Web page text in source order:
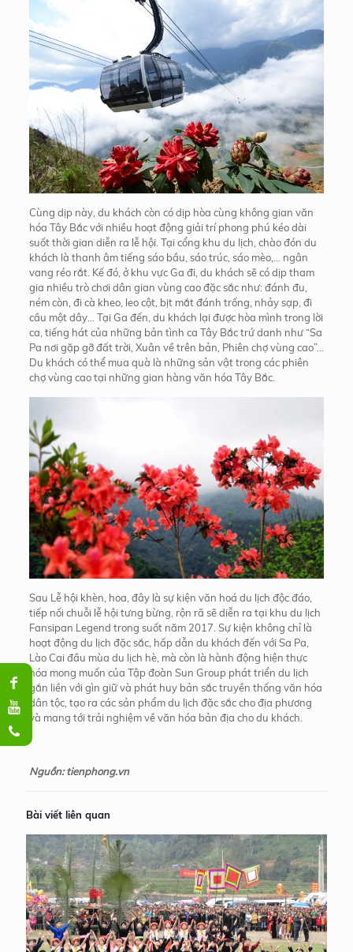
Cùng dịp này, du khách còn có dịp hòa cùng không gian văn
hóa Tây Bắc với nhiều hoạt động giải trí phong phú kéo dài
suốt thời gian diễn ra lễ hội. Tại cổng khu du lịch, chào đón du
khách là thanh âm tiếng sáo bầu, sáo trúc, sáo mèo,… ngân
vang réo rắt. Kế đó, ở khu vực Ga đi, du khách sẽ có dịp tham
gia nhiều trò chơi dân gian vùng cao đặc sắc như: đánh đu,
ném còn, đi cà kheo, leo cột, bịt mắt đánh trống, nhảy sạp, đi
cầu một dây… Tại Ga đến, du khách lại được hòa mình trong lời
ca, tiếng hát của những bản tình ca Tây Bắc trứ danh như “Sa
Pa nơi gặp gỡ đất trời, Xuân về trên bản, Phiên chợ vùng cao”…
Du khách có thể mua quà là những sản vật trong các phiên
chợ vùng cao tại những gian hàng văn hóa Tây Bắc.
Sau Lễ hội khèn, hoa, đây là sự kiện văn hoá du lịch độc đáo,
tiếp nối chuỗi lễ hội tưng bừng, rộn rã sẽ diễn ra tại khu du lịch
Fansipan Legend trong suốt năm 2017. Sự kiện không chỉ là
hoạt động du lịch đặc sắc, hấp dẫn du khách đến với Sa Pa,
Lào Cai đầu mùa du lịch hè, mà còn là hành động hiện thực
hóa mong muốn của Tập đoàn Sun Group phát triển du lịch
gắn liền với gìn giữ và phát huy bản sắc truyền thống văn hóa
dân tộc, tạo ra các sản phẩm du lịch đặc sắc cho địa phương
và mang tới trải nghiệm về văn hóa bản địa cho du khách.
Nguồn: tienphong.vn
Bài viết liên quan